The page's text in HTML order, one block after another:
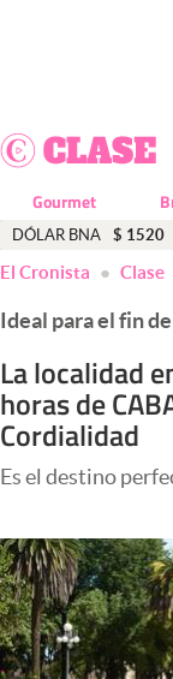
Dólar
Economía y Política
Finanzas y Mercados
Mercados
Negocios
Columnistas
Infotechnology
Clase
Clima
Gourmet
DÓLAR BNA $ 1520
El Cronista Clase
Ideal para el fin
La localidad
horas de
Cordialidad
Es el destino